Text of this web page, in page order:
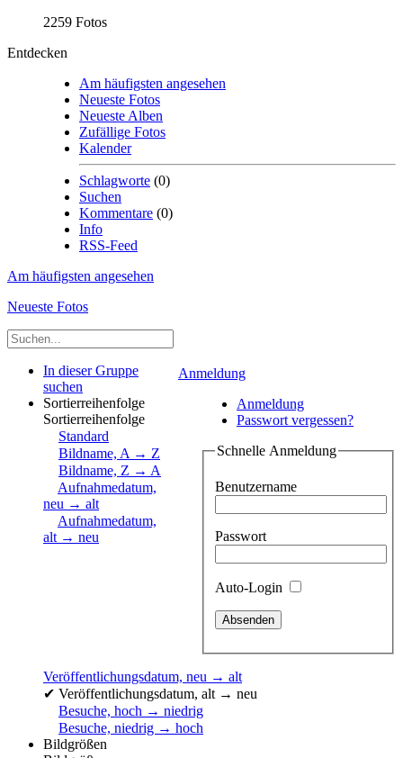
2259 Fotos
Entdecken
Am häufigsten angesehen
Neueste Fotos
Neueste Alben
Zufällige Fotos
Kalender
Schlagworte (0)
Suchen
Kommentare (0)
Info
RSS-Feed
Am häufigsten angesehen
Neueste Fotos
Anmeldung
Anmeldung
Passwort vergessen?
Schnelle Anmeldung
Benutzername
Passwort
Auto-Login
In dieser Gruppe
suchen
Sortierreihenfolge
Sortierreihenfolge
Standard
Bildname, A → Z
Bildname, Z → A
Aufnahmedatum,
neu → alt
Aufnahmedatum,
alt → neu
Veröffentlichungsdatum, neu → alt
✔ Veröffentlichungsdatum, alt → neu
Besuche, hoch → niedrig
Besuche, niedrig → hoch
Bildgrößen